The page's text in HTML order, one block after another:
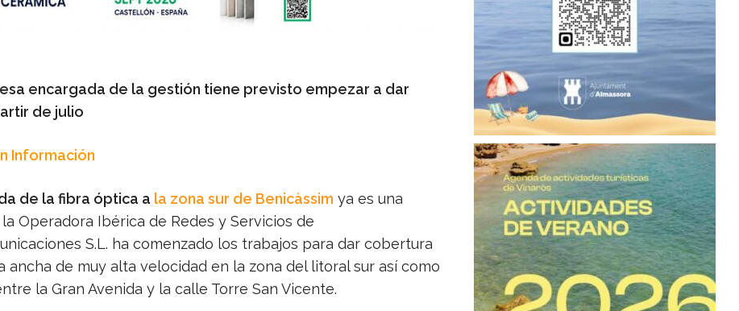
encargada de la gestión tiene previsto empezar a dar
de julio
Información
de la fibra óptica a la zona sur de Benicàssim ya es una
la Operadora Ibérica de Redes y Servicios de
S.L. ha comenzado los trabajos para dar cobertura
ancha de muy alta velocidad en la zona del litoral sur así como
la Gran Avenida y la calle Torre San Vicente.